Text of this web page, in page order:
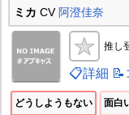
ミカ CV 阿澄佳奈
推し
📋詳細 📝
どうしようもない 面白